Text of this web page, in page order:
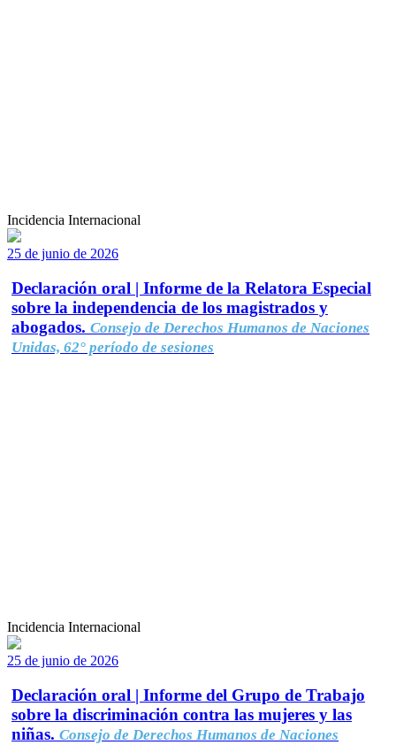
Incidencia Internacional
25 de junio de 2026
Declaración oral | Informe de la Relatora Especial
sobre la independencia de los magistrados y
abogados. Consejo de Derechos Humanos de Naciones
Unidas, 62° período de sesiones
Incidencia Internacional
25 de junio de 2026
Declaración oral | Informe del Grupo de Trabajo
sobre la discriminación contra las mujeres y las
niñas. Consejo de Derechos Humanos de Naciones